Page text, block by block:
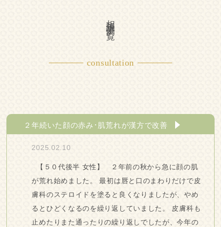
相談事例一覧
consultation
２年続いた顔の赤み･肌荒れが漢方で改善
2025.02.10
【５０代後半 女性】 ２年前の秋から急に顔の肌
が荒れ始めました。 最初は唇と口のまわりだけで皮
膚科のステロイドを塗ると良くなりましたが、やめ
るとひどくなるのを繰り返していました。 皮膚科も
止めたりまた通ったりの繰り返しでしたが、今年の